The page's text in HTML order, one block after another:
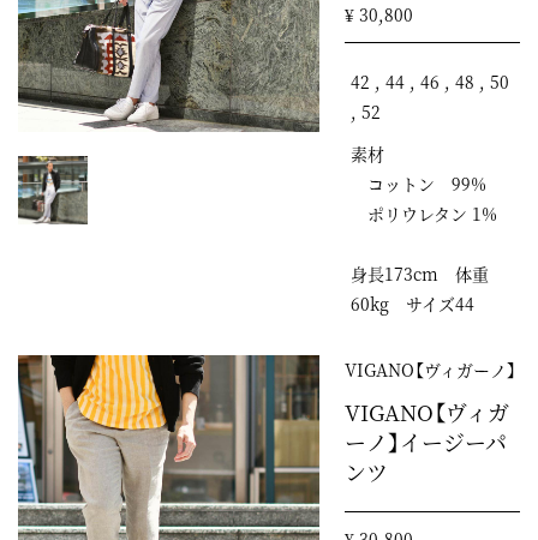
¥ 30,800
42 , 44 , 46 , 48 , 50
, 52
素材
コットン 99%
ポリウレタン 1%
身長173cm 体重
60kg サイズ44
VIGANO【ヴィガーノ】
VIGANO【ヴィガ
ーノ】イージーパ
ンツ